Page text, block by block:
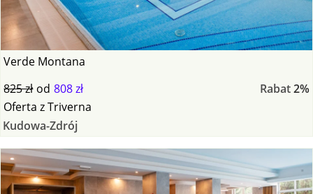
Verde Montana
825 zł od 808 zł Rabat2%
Oferta zTriverna
Kudowa-Zdrój